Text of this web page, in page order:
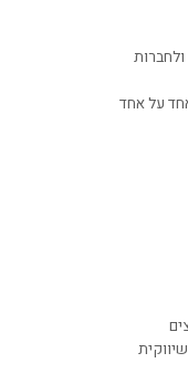
ולחברות
על אחד
וסדנאות